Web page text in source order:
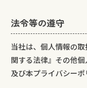
法令等の遵守
当社は、個人情報の
関する法律』その他
及び本プライバシーポ